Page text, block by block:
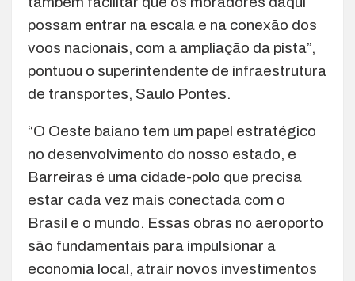
possam entrar na escala e na conexão dos
voos nacionais, com a ampliação da pista”,
pontuou o superintendente de infraestrutura
de transportes, Saulo Pontes.
“O Oeste baiano tem um papel estratégico
no desenvolvimento do nosso estado, e
Barreiras é uma cidade-polo que precisa
estar cada vez mais conectada com o
Brasil e o mundo. Essas obras no aeroporto
são fundamentais para impulsionar a
economia local, atrair novos investimentos